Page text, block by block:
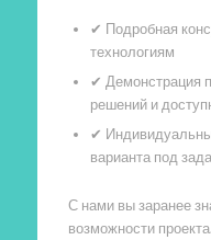
✔ Подробная
технологиям
✔ Демонстрация
решений и
✔
варианта под
С нами вы заранее
возможности